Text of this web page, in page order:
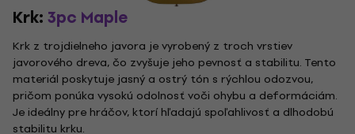
Krk:3pc Maple
Krk z trojdielneho javora je vyrobený z troch vrstiev
javorového dreva, čo zvyšuje jeho pevnosť a stabilitu. Tento
materiál poskytuje jasný a ostrý tón s rýchlou odozvou,
pričom ponúka vysokú odolnosť voči ohybu a deformáciám.
Je ideálny pre hráčov, ktorí hľadajú spoľahlivosť a dlhodobú
stabilitu krku.